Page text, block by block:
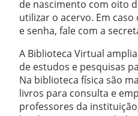
de nascimento com oito
utilizar o acervo. Em
e senha, fale com a
A Biblioteca Virtual
de estudos e pesquisas
Na biblioteca física são
livros para consulta e
professores da